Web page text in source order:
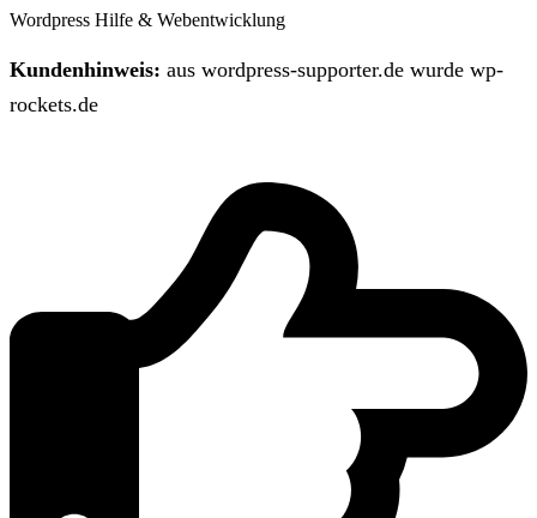
Wordpress Hilfe & Webentwicklung
Kundenhinweis: aus wordpress-supporter.de wurde wp-
rockets.de